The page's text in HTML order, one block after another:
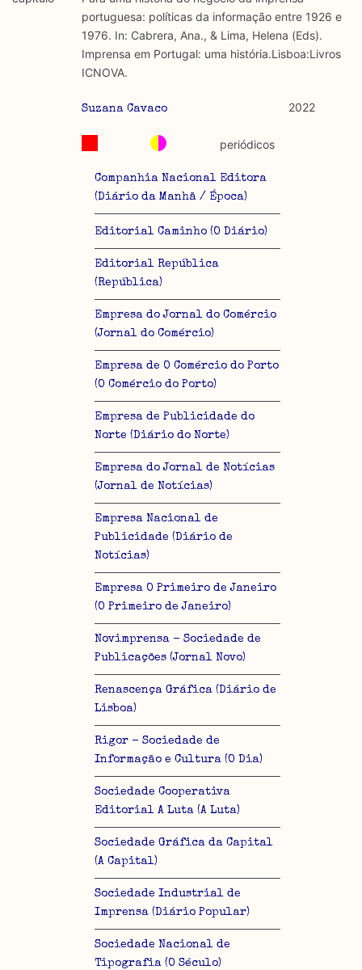
Limitações
A lista procura incluir as publicações mais relevantes
a algumas das publicações que aqui se encontram
discurso e uso da liberdade de expressão. Trata-se de
uma censura que é omnipresente, dado que é
constitutiva do próprio acto de fala.
Regulatória e Constitutiva : são combinadas ambas
Tipo investigação realizada
Os resultados obtidos podem ser exportados em formato
.csv para importação em programas de folha de cálculo
portuguesa: políticas da informação entre 1926 e
1976. In: Cabrera, Ana., & Lima, Helena (Eds).
Imprensa em Portugal: uma história.Lisboa:Livros
ICNOVA.
Suzana Cavaco 2022
Companhia Nacional Editora
(Diário da Manhã / Época)
Editorial Caminho (O Diário)
Editorial República
(República)
Empresa do Jornal do Comércio
(Jornal do Comércio)
Empresa de O Comércio do Porto
(O Comércio do Porto)
Empresa de Publicidade do
Norte (Diário do Norte)
Empresa do Jornal de Notícias
(Jornal de Notícias)
Empresa Nacional de
Publicidade (Diário de
Notícias)
Empresa O Primeiro de Janeiro
(O Primeiro de Janeiro)
Novimprensa - Sociedade de
Publicações (Jornal Novo)
Renascença Gráfica (Diário de
Lisboa)
Rigor - Sociedade de
Informação e Cultura (O Dia)
Sociedade Cooperativa
Editorial A Luta (A Luta)
Sociedade Gráfica da Capital
(A Capital)
Sociedade Industrial de
Imprensa (Diário Popular)
Sociedade Nacional de
Tipografia (O Século)
periódicos